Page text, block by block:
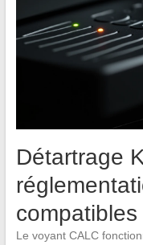
Détartrage
compatibles
Le voyant CALC